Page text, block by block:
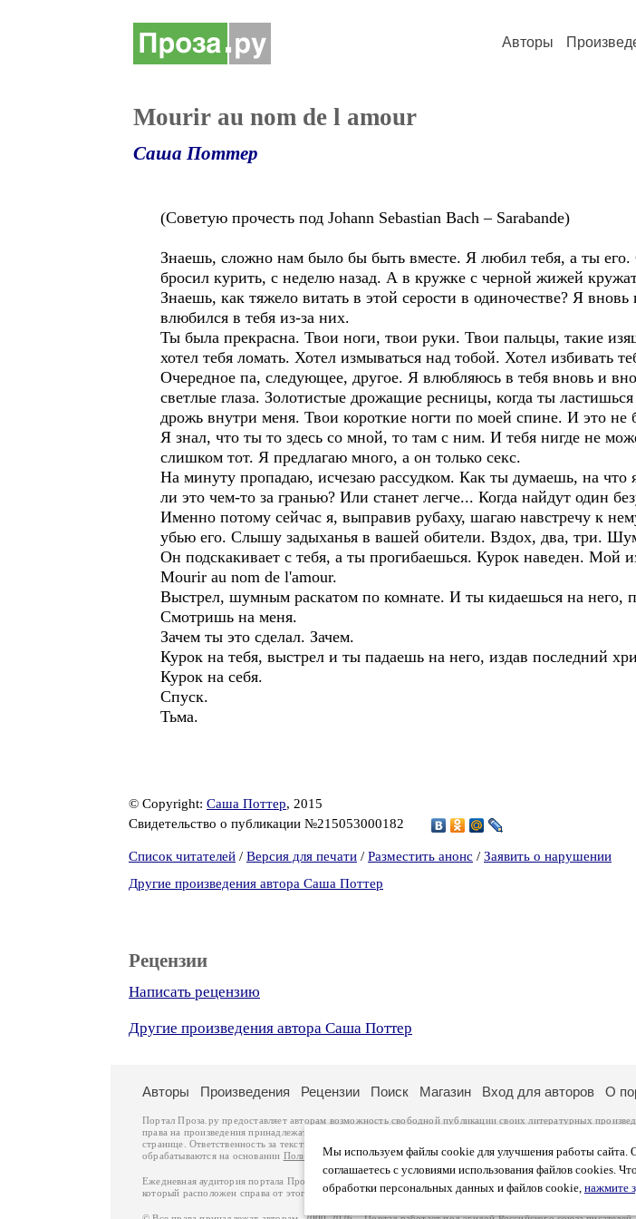
Авторы
Mourir au nom de l amour
Саша Поттер
(Советую прочесть под Johann Sebastian Bach – Sarabande)
Знаешь, сложно нам было бы быть вместе. Я любил тебя, а ты его.
бросил курить, с неделю назад. А в кружке с черной жижей
Знаешь, как тяжело витать в этой серости в одиночестве? Я
влюбился в тебя из-за них.
Ты была прекрасна. Твои ноги, твои руки. Твои пальцы, такие
хотел тебя ломать. Хотел измываться над тобой. Хотел избивать
Очередное па, следующее, другое. Я влюбляюсь в тебя вновь и
светлые глаза. Золотистые дрожащие ресницы, когда ты
дрожь внутри меня. Твои короткие ногти по моей спине. И это не
Я знал, что ты то здесь со мной, то там с ним. И тебя нигде не
слишком тот. Я предлагаю много, а он только секс.
На минуту пропадаю, исчезаю рассудком. Как ты думаешь, на
ли это чем-то за гранью? Или станет легче... Когда найдут один
Именно потому сейчас я, выправив рубаху, шагаю навстречу к
убью его. Слышу задыханья в вашей обители. Вздох, два, три.
Он подскакивает с тебя, а ты прогибаешься. Курок наведен. Мой
Mourir au nom de l'amour.
Выстрел, шумным раскатом по комнате. И ты кидаешься на него,
Смотришь на меня.
Зачем ты это сделал. Зачем.
Курок на тебя, выстрел и ты падаешь на него, издав последний
Курок на себя.
Спуск.
Тьма.
© Copyright: Саша Поттер, 2015
Свидетельство о публикации №215053000182
Список читателей / Версия для печати / Разместить анонс / Заявить о нарушении
Другие произведения автора Саша Поттер
Рецензии
Написать рецензию
Другие произведения автора Саша Поттер
Мы используем файлы cookie для улучшения работы сайта.
соглашаетесь с условиями использования файлов cookies.
обработки персональных данных и файлов cookie, нажмите
Авторы Произведения Рецензии Поиск Магазин Вход для авторов О
Портал Проза.ру предоставляет авторам возможность свободной публикации своих литературных
права на произведения принадлежат авторам и охраняются
. Перепечатка произведений возможна
странице. Ответственность за тексты произведений авторы несут самостоятельно на основании
обрабатываются на основании Политики обработки персональных данных. Вы также можете посмотреть
Ежедневная аудитория портала Проза.ру – порядка 100 тысяч посетителей, которые в общей сумме
который расположен справа от этого текста. В каждой графе указано по две цифры: количество просмотров